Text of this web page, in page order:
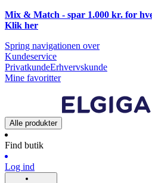
Mix & Match - spar 1.000 kr. for
Klik her
Spring navigationen over
Kundeservice
PrivatkundeErhvervskunde
Mine favoritter
Alle produkter
Find butik
Log ind